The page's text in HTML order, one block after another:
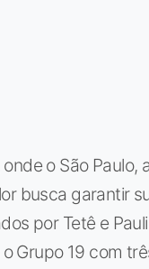
o São Paulo,
busca garantir
por Tetê e
Grupo 19 com